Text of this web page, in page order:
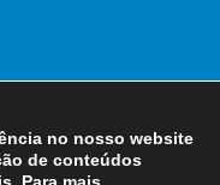
. Todos os
no nosso website
de conteúdos